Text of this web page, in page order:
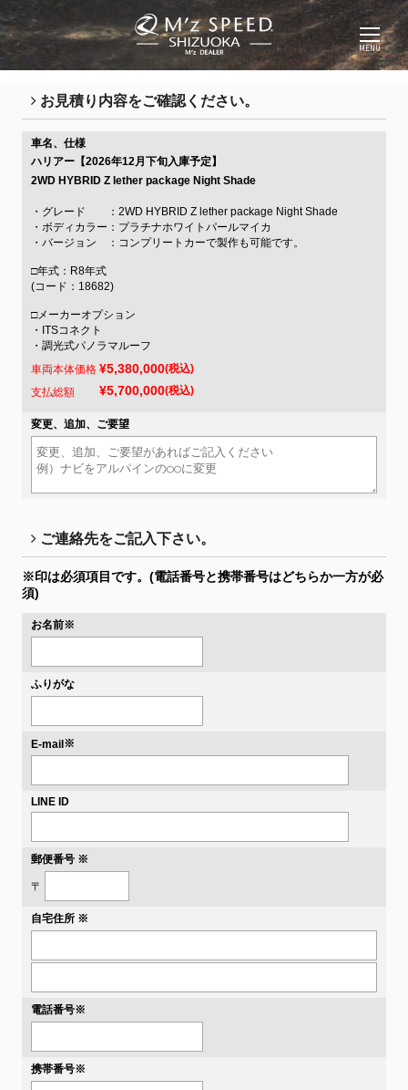
MENU
お見積り内容をご確認ください。
車名、仕様
ハリアー【2026年12月下旬入庫予定】
2WD HYBRID Z lether package Night Shade
・グレード ：2WD HYBRID Z lether package Night Shade
・ボディカラー：プラチナホワイトパールマイカ
・バージョン ：コンプリートカーで製作も可能です。
□年式：R8年式
(コード：18682)
□メーカーオプション
・ITSコネクト
・調光式パノラマルーフ
車両本体価格 ¥5,380,000(税込)
支払総額 ¥5,700,000(税込)
変更、追加、ご要望
ご連絡先をご記入下さい。
※印は必須項目です。 (電話番号と携帯番号はどちらか一方が必
須)
お名前※
ふりがな
E-mail※
LINE ID
郵便番号 ※
〒
自宅住所 ※
電話番号※
携帯番号※